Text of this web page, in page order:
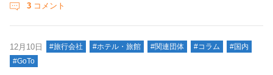
3 コメント
12月10日 #旅行会社 #ホテル・旅館 #関連団体 #コラム
#国内
#GoTo